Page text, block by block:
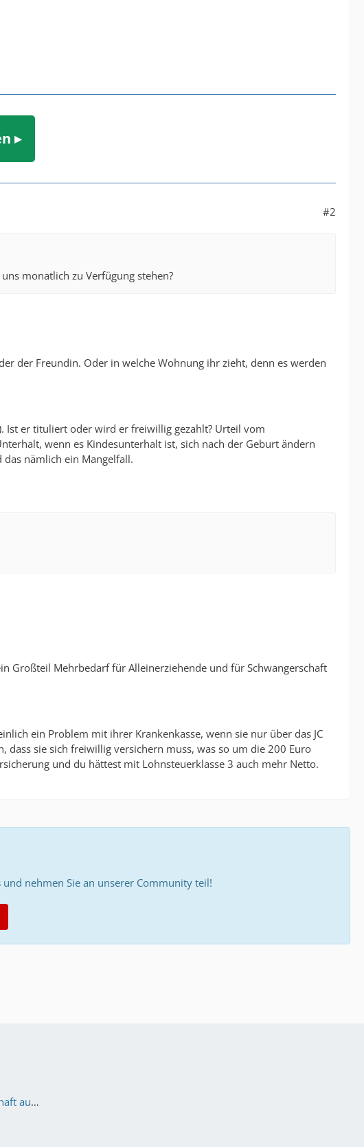
▸
#2
monatlich zu Verfügung stehen?
der Freundin. Oder in welche Wohnung ihr zieht, denn es werden
Ist er tituliert oder wird er freiwillig gezahlt? Urteil vom
wenn es Kindesunterhalt ist, sich nach der Geburt ändern
nämlich ein Mangelfall.
Großteil Mehrbedarf für Alleinerziehende und für Schwangerschaft
ein Problem mit ihrer Krankenkasse, wenn sie nur über das JC
dass sie sich freiwillig versichern muss, was so um die 200 Euro
und du hättest mit Lohnsteuerklasse 3 auch mehr Netto.
und nehmen Sie an unserer Community teil!
Bürgergeld Aufstockung - Bedarfsgemeinschaft auf Probe